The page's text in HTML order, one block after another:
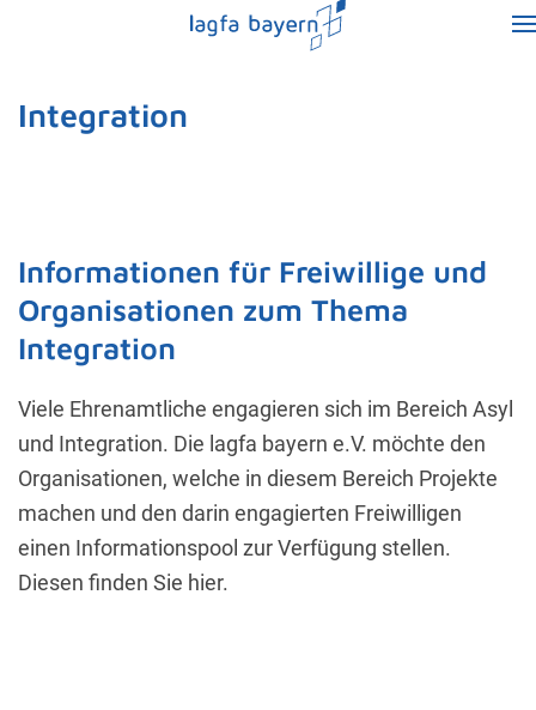
Integration
Informationen für Freiwillige und
Organisationen zum Thema
Integration
Viele Ehrenamtliche engagieren sich im Bereich Asyl
und Integration. Die lagfa bayern e.V. möchte den
Organisationen, welche in diesem Bereich Projekte
machen und den darin engagierten Freiwilligen
einen Informationspool zur Verfügung stellen.
Diesen finden Sie hier.